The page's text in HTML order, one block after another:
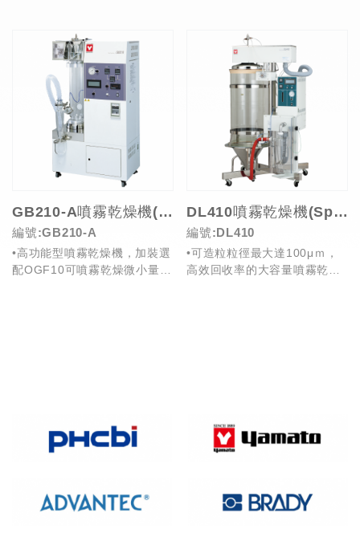
•低溫乾燥...
GB210-A噴霧乾燥機(Spray Dryer)
編號:GB210-A
•高功能型噴霧乾燥機，加裝選
配OGF10可噴霧乾燥微小量樣
DL410噴霧乾燥機(Spray Dryer)
編號:DL410
•可造粒粒徑最大達100μｍ，
高效回收率的大容量噴霧乾燥